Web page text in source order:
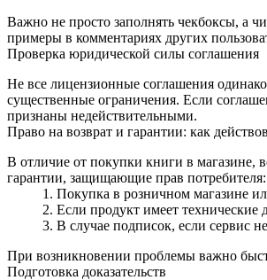
Важно не просто заполнять чекбоксы, а
примеры в комментариях других
Проверка юридической силы соглашения
Не все лицензионные соглашения
существенные ограничения. Если
признаны недействительными.
Право на возврат и гарантии: как
В отличие от покупки книги в магазине,
гарантии, защищающие прав потребителя:
Покупка в розничном магазине
Если продукт имеет технические
В случае подписок, если сервис
При возникновении проблемы важно
Подготовка доказательств